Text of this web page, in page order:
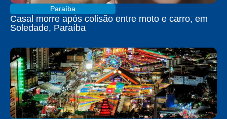
Paraíba
Casal morre após colisão entre moto e carro, em
Soledade, Paraíba